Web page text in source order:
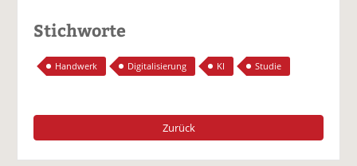
Stichworte
Handwerk Digitalisierung KI Studie
Zurück